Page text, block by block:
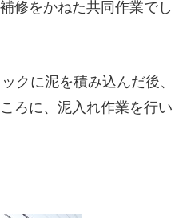
修をかねた共同作業でし
クに泥を積み込んだ後、
ろに、泥入れ作業を行い